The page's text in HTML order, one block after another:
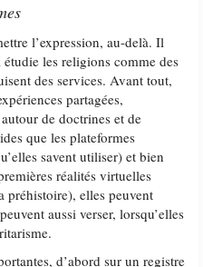
l’expression, au-delà. Il
les religions comme des
des services. Avant tout,
partagées,
de doctrines et de
que les plateformes
savent utiliser) et bien
réalités virtuelles
préhistoire), elles peuvent
aussi verser, lorsqu’elles
d’abord sur un registre